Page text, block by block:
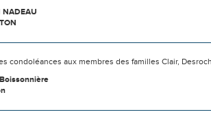
NADEAU
condoléances aux membres des familles Clair,